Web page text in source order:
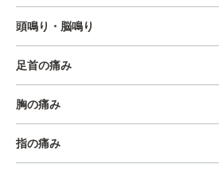
頭鳴り・脳鳴り
足首の痛み
胸の痛み
指の痛み